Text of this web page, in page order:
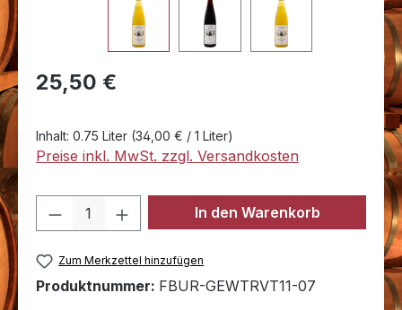
Regulärer Preis:
25,50 €
Inhalt: 0.75 Liter (34,00 € / 1 Liter)
Preise inkl. MwSt. zzgl. Versandkosten
Produkt Anzahl: Gib den
In den Warenkorb
Zum Merkzettel hinzufügen
Produktnummer: FBUR-GEWTRVT11-07